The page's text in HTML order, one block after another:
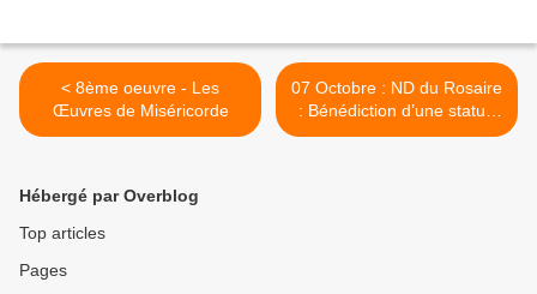
< 8ème oeuvre - Les
Œuvres de Miséricorde
07 Octobre : ND du Rosaire
: Bénédiction d’une statue
dans le passage derrière
Hébergé par Overblog
Top articles
Pages